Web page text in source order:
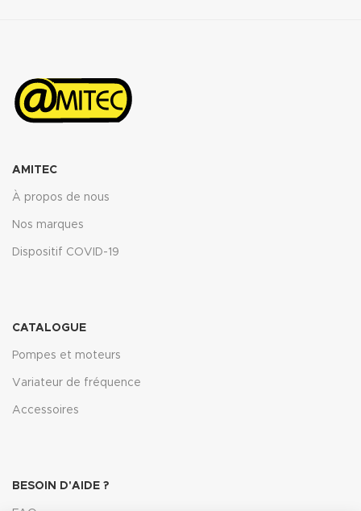
AMITEC
À propos de nous
Nos marques
Dispositif COVID-19
CATALOGUE
Pompes et moteurs
Variateur de fréquence
Accessoires
BESOIN D'AIDE ?